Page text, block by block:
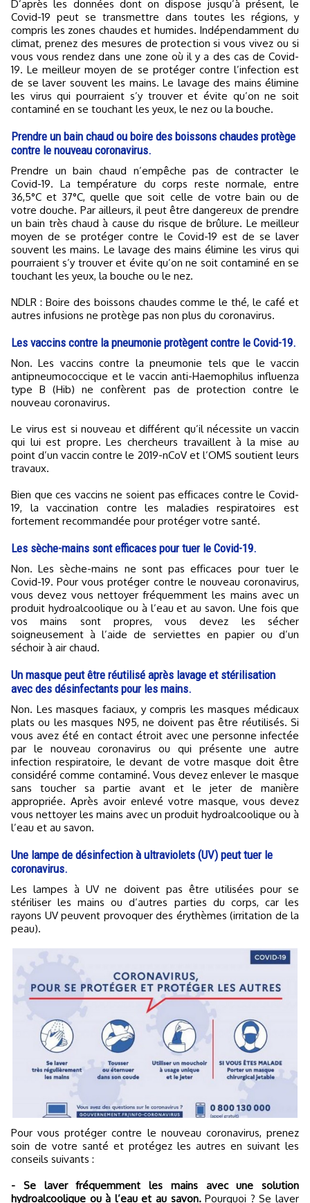
D’après les données dont on dispose jusqu’à présent, le
Covid-19 peut se transmettre dans toutes les régions, y
compris les zones chaudes et humides. Indépendamment du
climat, prenez des mesures de protection si vous vivez ou si
vous vous rendez dans une zone où il y a des cas de Covid-
19. Le meilleur moyen de se protéger contre l’infection est
de se laver souvent les mains. Le lavage des mains élimine
les virus qui pourraient s’y trouver et évite qu’on ne soit
contaminé en se touchant les yeux, le nez ou la bouche.
Prendre un bain chaud ou boire des boissons chaudes protège
contre le nouveau coronavirus.
Prendre un bain chaud n’empêche pas de contracter le
Covid-19. La température du corps reste normale, entre
36,5°C et 37°C, quelle que soit celle de votre bain ou de
votre douche. Par ailleurs, il peut être dangereux de prendre
un bain très chaud à cause du risque de brûlure. Le meilleur
moyen de se protéger contre le Covid-19 est de se laver
souvent les mains. Le lavage des mains élimine les virus qui
pourraient s’y trouver et évite qu’on ne soit contaminé en se
touchant les yeux, la bouche ou le nez.
NDLR : Boire des boissons chaudes comme le thé, le café et
autres infusions ne protège pas non plus du coronavirus.
Les vaccins contre la pneumonie protègent contre le Covid-19.
Non. Les vaccins contre la pneumonie tels que le vaccin
antipneumococcique et le vaccin anti-Haemophilus influenza
type B (Hib) ne confèrent pas de protection contre le
nouveau coronavirus.
Le virus est si nouveau et différent qu’il nécessite un vaccin
qui lui est propre. Les chercheurs travaillent à la mise au
point d’un vaccin contre le 2019-nCoV et l’OMS soutient leurs
travaux.
Bien que ces vaccins ne soient pas efficaces contre le Covid-
19, la vaccination contre les maladies respiratoires est
fortement recommandée pour protéger votre santé.
Les sèche-mains sont efficaces pour tuer le Covid-19.
Non. Les sèche-mains ne sont pas efficaces pour tuer le
Covid-19. Pour vous protéger contre le nouveau coronavirus,
vous devez vous nettoyer fréquemment les mains avec un
produit hydroalcoolique ou à l’eau et au savon. Une fois que
vos mains sont propres, vous devez les sécher
soigneusement à l’aide de serviettes en papier ou d’un
séchoir à air chaud.
Un masque peut être réutilisé après lavage et stérilisation
avec des désinfectants pour les mains.
Non. Les masques faciaux, y compris les masques médicaux
plats ou les masques N95, ne doivent pas être réutilisés. Si
vous avez été en contact étroit avec une personne infectée
par le nouveau coronavirus ou qui présente une autre
infection respiratoire, le devant de votre masque doit être
considéré comme contaminé. Vous devez enlever le masque
sans toucher sa partie avant et le jeter de manière
appropriée. Après avoir enlevé votre masque, vous devez
vous nettoyer les mains avec un produit hydroalcoolique ou à
l’eau et au savon.
Une lampe de désinfection à ultraviolets (UV) peut tuer le
coronavirus.
Les lampes à UV ne doivent pas être utilisées pour se
stériliser les mains ou d’autres parties du corps, car les
rayons UV peuvent provoquer des érythèmes (irritation de la
peau).
Pour vous protéger contre le nouveau coronavirus, prenez
soin de votre santé et protégez les autres en suivant les
conseils suivants :
- Se laver fréquemment les mains avec une solution
hydroalcoolique ou à l’eau et au savon.Pourquoi ? Se laver